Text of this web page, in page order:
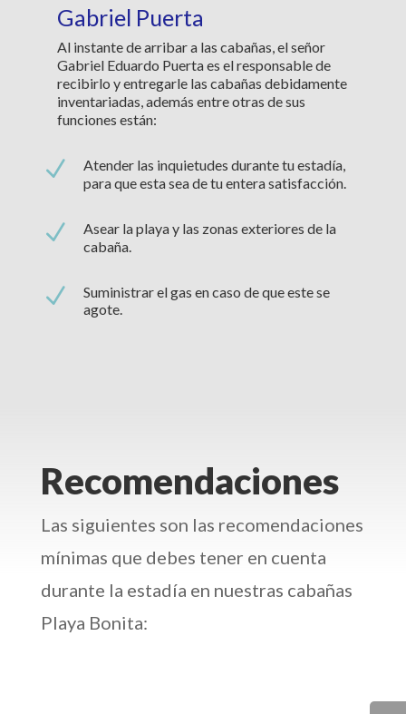
Gabriel Puerta
Al instante de arribar a las cabañas, el señor
Gabriel Eduardo Puerta es el responsable de
recibirlo y entregarle las cabañas debidamente
inventariadas, además entre otras de sus
funciones están:
N
Atender las inquietudes durante tu estadía,
para que esta sea de tu entera satisfacción.
N
Asear la playa y las zonas exteriores de la
cabaña.
N
Suministrar el gas en caso de que este se
agote.
Recomendaciones
Las siguientes son las recomendaciones
mínimas que debes tener en cuenta
durante la estadía en nuestras cabañas
Playa Bonita: